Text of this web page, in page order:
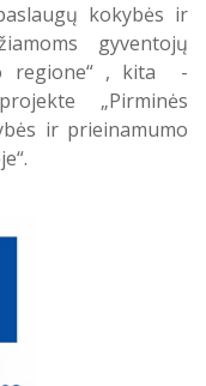
kokybės ir
gyventojų
regione“ , kita -
„Pirminės
ir prieinamumo